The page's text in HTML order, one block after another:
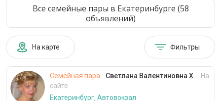
Все семейные пары в Екатеринбурге (58
объявлений)
На карте Фильтры
Семейная пара Светлана Валентиновна Х.
На
сайте
Екатеринбург, Автовокзал